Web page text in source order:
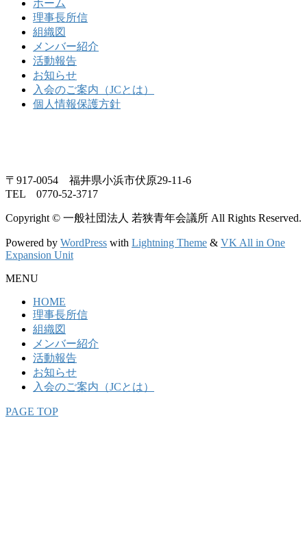
ホーム
理事長所信
組織図
メンバー紹介
活動報告
お知らせ
入会のご案内（JCとは）
個人情報保護方針
〒917-0054 福井県小浜市伏原29-11-6
TEL 0770-52-3717
Copyright © 一般社団法人 若狭青年会議所 All Rights Reserved.
Powered by WordPress with Lightning Theme & VK All in One
Expansion Unit
MENU
HOME
理事長所信
組織図
メンバー紹介
活動報告
お知らせ
入会のご案内（JCとは）
PAGE TOP